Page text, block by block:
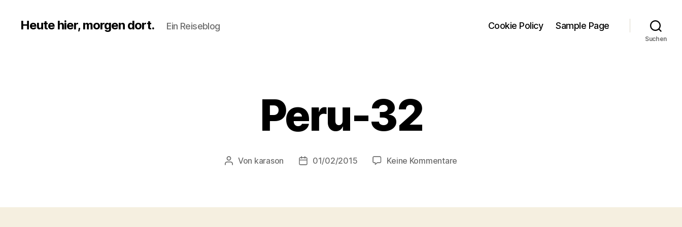
Heute hier, morgen dort. Ein Reiseblog Cookie Policy Sample Page
Suchen
Peru-32
Beitragsautor
Von karason Veröffentlichungsdatum
01/02/2015 Keine Kommentare